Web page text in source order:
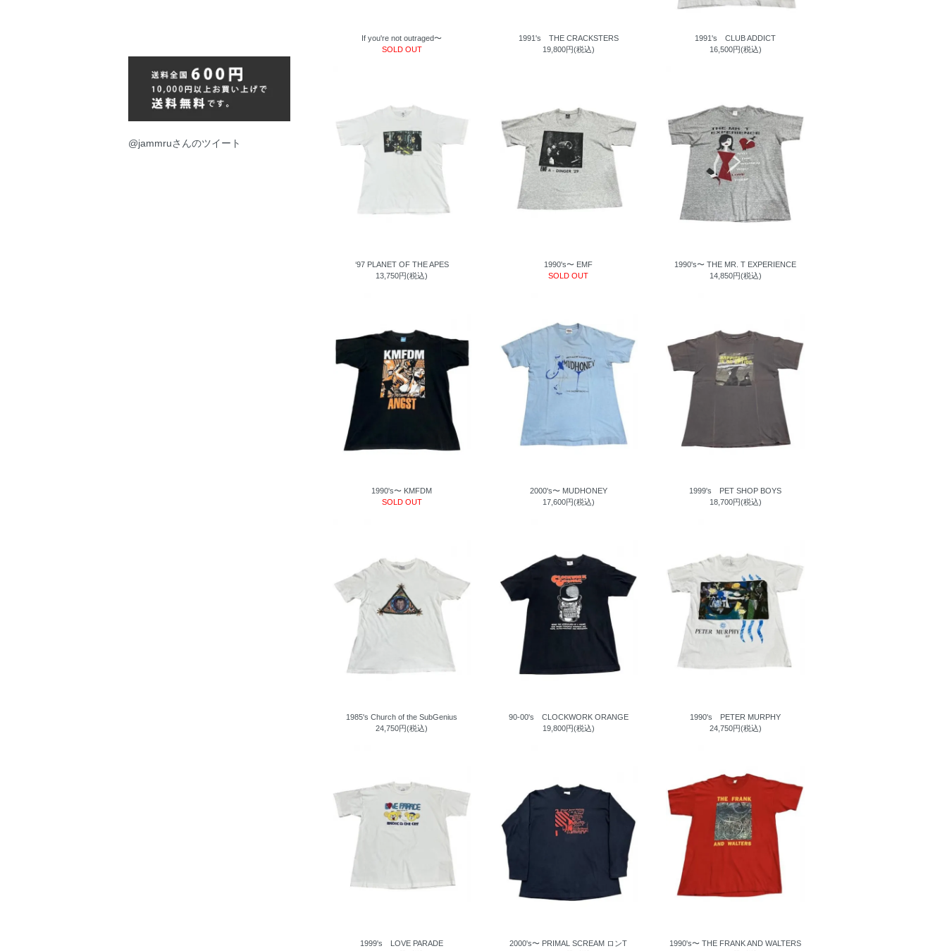
If you're not outraged〜
SOLD OUT
1991's THE CRACKSTERS
19,800円(税込)
1991's CLUB ADDICT
16,500円(税込)
‘97 PLANET OF THE APES
13,750円(税込)
1990's〜 EMF
SOLD OUT
1990's〜 THE MR. T EXPERIENCE
14,850円(税込)
1990's〜 KMFDM
SOLD OUT
2000's〜 MUDHONEY
17,600円(税込)
1999's PET SHOP BOYS
18,700円(税込)
1985's Church of the SubGenius
24,750円(税込)
90-00's CLOCKWORK ORANGE
19,800円(税込)
1990's PETER MURPHY
24,750円(税込)
1999's LOVE PARADE
2000's〜 PRIMAL SCREAM ロンT
1990's〜 THE FRANK AND WALTERS
@jammruさんのツイート